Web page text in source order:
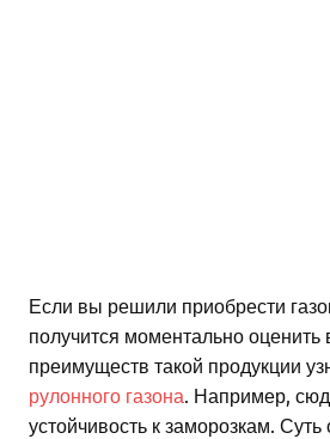
Если вы решили приобрести
получится моментально
преимуществ такой продукции
рулонного газона. Например,
устойчивость к заморозкам. Суть